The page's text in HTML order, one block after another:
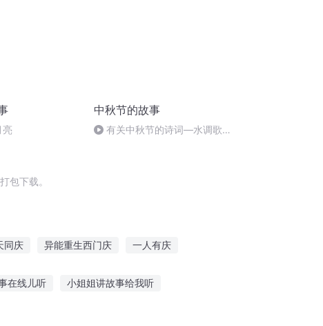
亮
中秋节的故事
有关中秋节的诗词―水调歌
包下载。
同庆 异能重生西门庆 一人有庆
在线儿听 小姐姐讲故事给我听